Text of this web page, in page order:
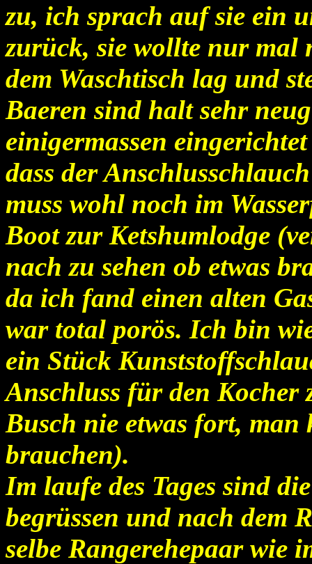
zu, ich sprach auf sie ein
zurück, sie wollte nur mal
dem Waschtisch lag und
Baeren sind halt sehr
einigermassen
dass der
muss wohl noch im
Boot zur Ketshumlodge
nach zu sehen ob etwas
da ich fand einen alten
war total porös. Ich bin
ein Stück
Anschluss für den Kocher
Busch nie etwas fort, man
brauchen).
Im laufe des Tages sind
begrüssen und nach dem
selbe Rangerehepaar wie